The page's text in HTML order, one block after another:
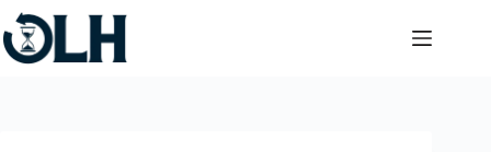
Pular
para
o
conteúdo